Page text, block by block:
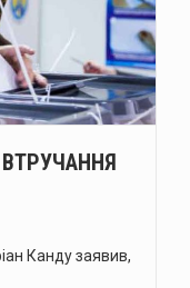
Канду заявив,